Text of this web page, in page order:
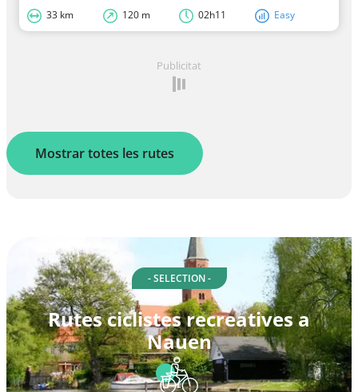
33 km 120 m 02h11 Easy
Publicitat
Mostrar totes les rutes
- SELECTION -
Rutes ciclistes recreatives a
Nauen